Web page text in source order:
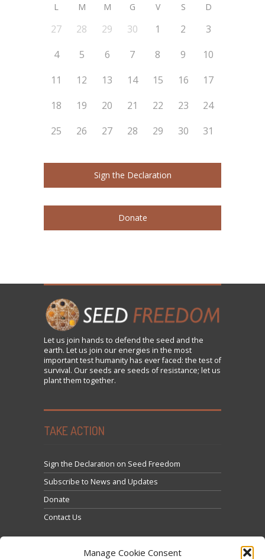
Manage Cookie Consent
L M M G V S D
27 28 29 30 1 2
3
4
5 6 7 8 9
10
11
12 13 14 15 16
17
18
19 20 21 22 23
24
25
26 27 28 29 30 31
Sign the Declaration
Donate
Let us join hands to defend the seed and the
earth. Let us join our energies in the most
important test humanity has ever faced: the test of
survival. Our seeds are seeds of resistance; let us
plant them together.
TAKE ACTION
Sign the Declaration on Seed Freedom
Subscribe to News and Updates
Donate
Contact Us